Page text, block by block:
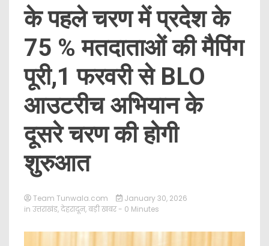
के पहले चरण में प्रदेश के
75 % मतदाताओं की मैपिंग
पूरी,1 फरवरी से BLO
आउटरीच अभियान के
दूसरे चरण की होगी
शुरुआत
Team Tunwala.com
January 30, 2026
in उत्तराखंड,देहरादून,बड़ी खबर - 0 Minutes